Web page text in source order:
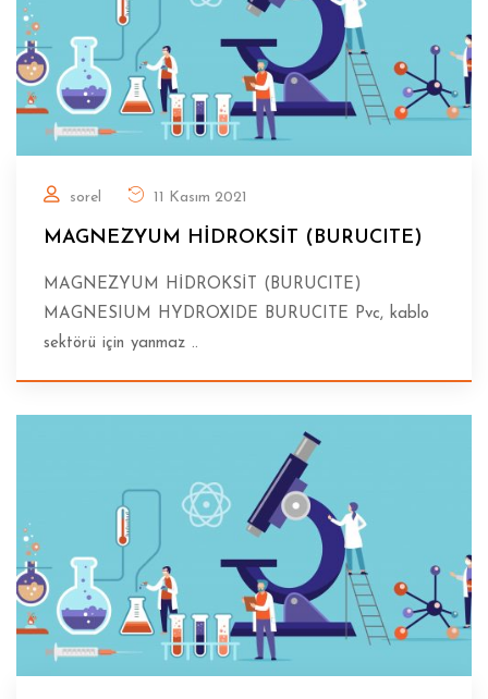
sorel 11 Kasım 2021
MAGNEZYUM HİDROKSİT (BURUCITE)
MAGNEZYUM HİDROKSİT (BURUCITE)
MAGNESIUM HYDROXIDE BURUCITE Pvc, kablo
sektörü için yanmaz ..